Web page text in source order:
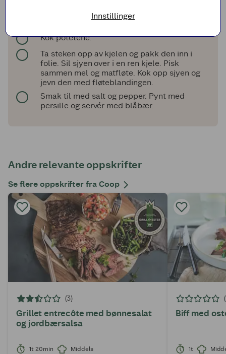
time til kjøttet har en kjerne­temperatur på 75
Kok potetene.
Ta steken opp av kjelen og pakk den inn i
folie. Sil sjyen over i en ren kjele. Pisk
sammen mel og mat­fløte. Kok opp sjyen og
jevn den med fløteblandingen.
Smak til med salt og pepper. Pynt med
persille og servér med blåbær.
Andre relevante oppskrifter
Se flere oppskrifter fra Coop
(3)
Grillet entrecôte med bønnesalat
og jordbærsalsa
1t 20min Middels
Biff med
1t
Innstillinger